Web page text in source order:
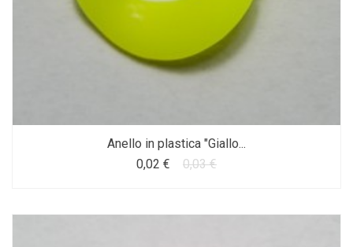
Anello in plastica "Giallo...
0,02 €
0,03 €